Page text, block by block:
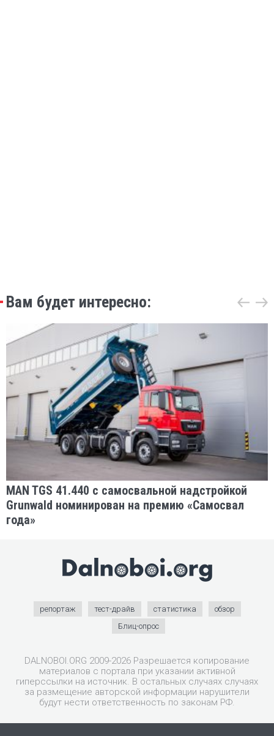
Вам будет интересно:
MAN TGS 41.440 с самосвальной надстройкой
Grunwald номинирован на премию «Самосвал
года»
репортаж тест-драйв статистика
обзор
Блиц-опрос
DALNOBOI.ORG 2009-2026 Разрешается копирование
материалов с портала при указании активной
гиперссылки на источник. В остальных случаях случаях
за размещение авторской информации нарушители
будут нести ответственность по законам РФ.